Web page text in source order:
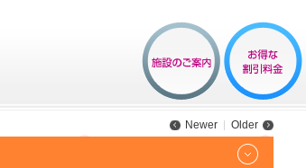
Newer Older